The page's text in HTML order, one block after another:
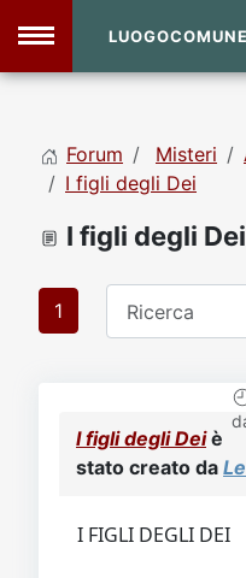
Home
DVD Shop
LUOGOCOMUNE
Forum Misteri
I figli degli Dei
I figli degli Dei
1
I figli degli Deiè
stato creato da
I FIGLI DEGLI DEI